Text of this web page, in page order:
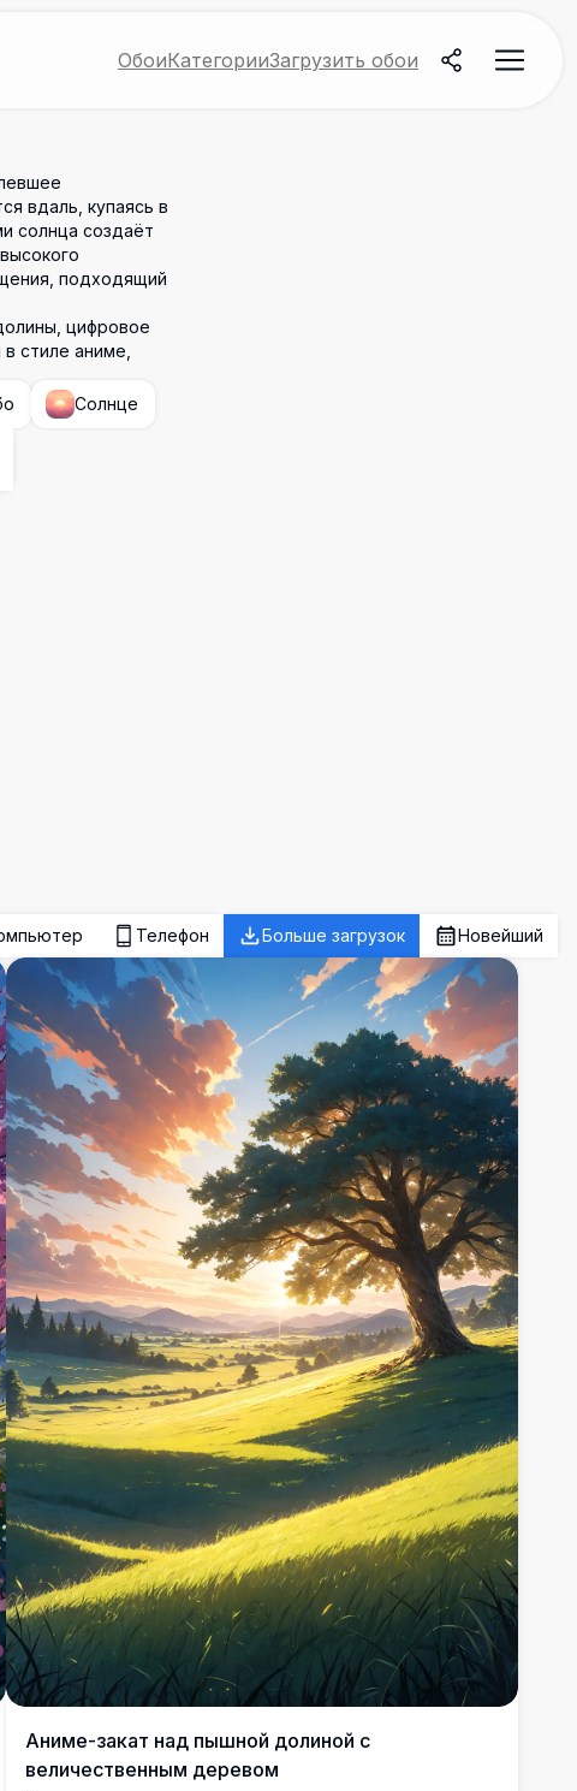
ОбоиКатегорииЗагрузить обои
вдаль, купаясь в
солнца создаёт
подходящий
цифровое
стиле аниме,
Солнце
Телефон Больше загрузок Новейший
Аниме-закат над пышной долиной с
величественным деревом